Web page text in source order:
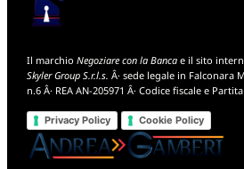
Il marchioNegoziare con la Banca e il sito
Skyler Group S.r.l.s. Â· sede legale in Falconara
n.6 Â· REA AN-205971 Â· Codice fiscale e
Privacy Policy Cookie Policy